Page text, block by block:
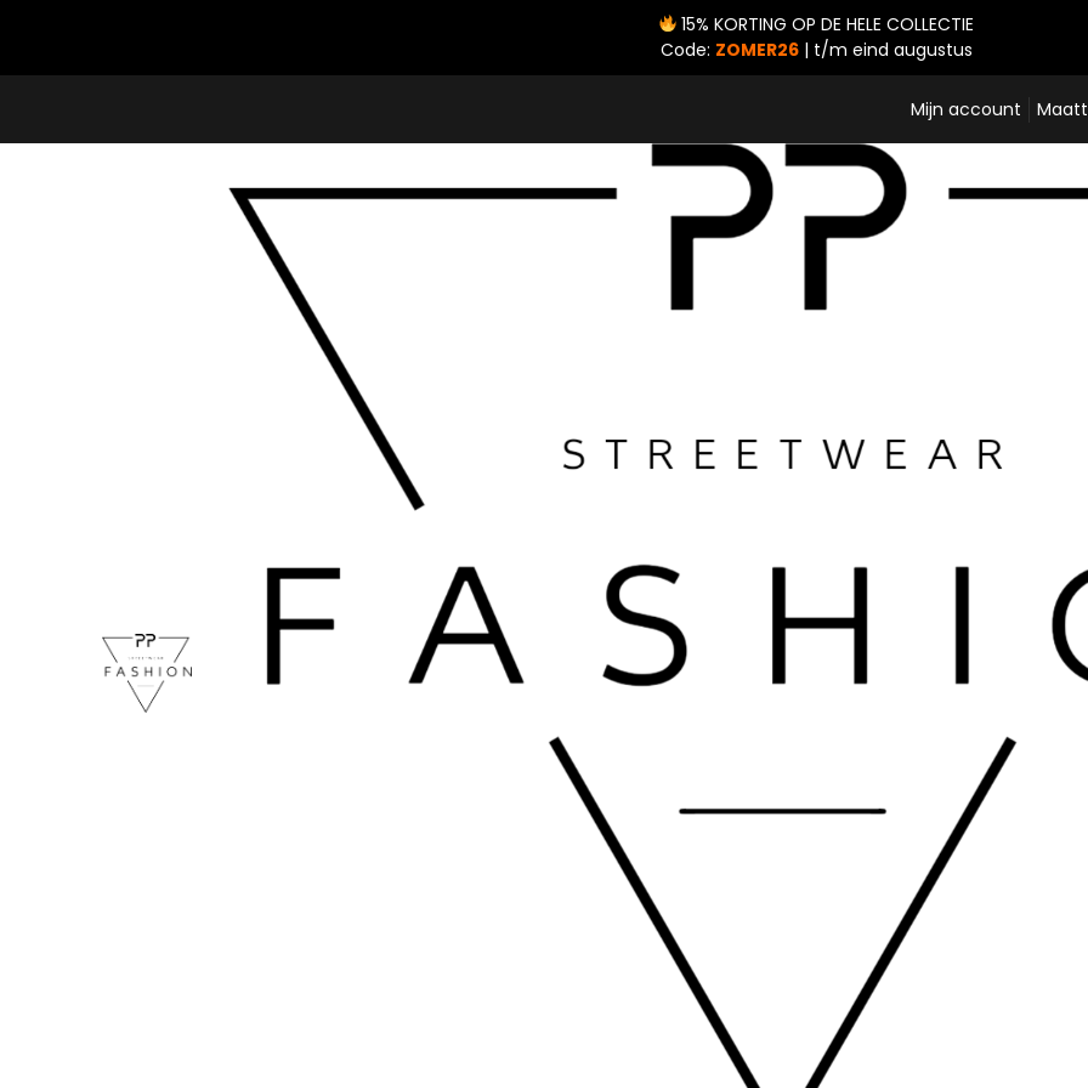
15% KORTING OP DE HELE COLLECTIE
Code: ZOMER26| t/m eind augustus
Mijn account